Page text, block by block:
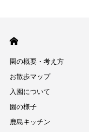
園の概要・考え方
お散歩マップ
入園について
園の様子
鹿島キッチン